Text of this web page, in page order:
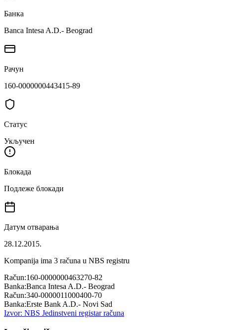
Банка
Banca Intesa A.D.- Beograd
Рачун
160-0000000443415-89
Статус
Укључен
Блокада
Подлеже блокади
Датум отварања
28.12.2015.
Kompanija ima 3 računa u NBS registru
Račun:160-0000000463270-82
Banka:Banca Intesa A.D.- Beograd
Račun:340-0000011000400-70
Banka:Erste Bank A.D.- Novi Sad
Izvor: NBS Jedinstveni registar računa